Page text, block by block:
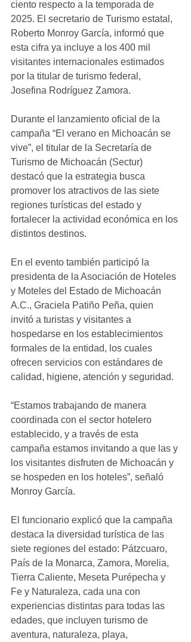
ciento respecto a la temporada de
2025. El secretario de Turismo estatal,
Roberto Monroy García, informó que
esta cifra ya incluye a los 400 mil
visitantes internacionales estimados
por la titular de turismo federal,
Josefina Rodríguez Zamora.
Durante el lanzamiento oficial de la
campaña “El verano en Michoacán se
vive”, el titular de la Secretaría de
Turismo de Michoacán (Sectur)
destacó que la estrategia busca
promover los atractivos de las siete
regiones turísticas del estado y
fortalecer la actividad económica en los
distintos destinos.
En el evento también participó la
presidenta de la Asociación de Hoteles
y Moteles del Estado de Michoacán
A.C., Graciela Patiño Peña, quien
invitó a turistas y visitantes a
hospedarse en los establecimientos
formales de la entidad, los cuales
ofrecen servicios con estándares de
calidad, higiene, atención y seguridad.
“Estamos trabajando de manera
coordinada con el sector hotelero
establecido, y a través de esta
campaña estamos invitando a que las y
los visitantes disfruten de Michoacán y
se hospeden en los hoteles”, señaló
Monroy García.
El funcionario explicó que la campaña
destaca la diversidad turística de las
siete regiones del estado: Pátzcuaro,
País de la Monarca, Zamora, Morelia,
Tierra Caliente, Meseta Purépecha y
Fe y Naturaleza, cada una con
experiencias distintas para todas las
edades, que incluyen turismo de
aventura, naturaleza, playa,